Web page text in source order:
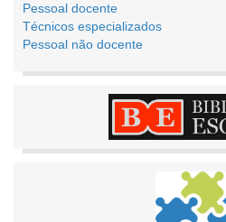
Pessoal docente
Técnicos especializados
Pessoal não docente